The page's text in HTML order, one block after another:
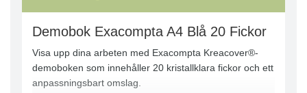
Demobok Exacompta A4 Blå 20 Fickor
Visa upp dina arbeten med Exacompta Kreacover®-
demoboken som innehåller 20 kristallklara fickor och ett
anpassningsbart omslag.